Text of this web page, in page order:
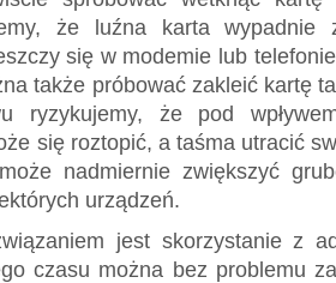
że luźna karta
się w modemie lub
także próbować zakleić kartę
ryzykujemy, że pod
się roztopić, a taśma utracić
nadmiernie zwiększyć
urządzeń.
jest skorzystanie z
czasu można bez problemu